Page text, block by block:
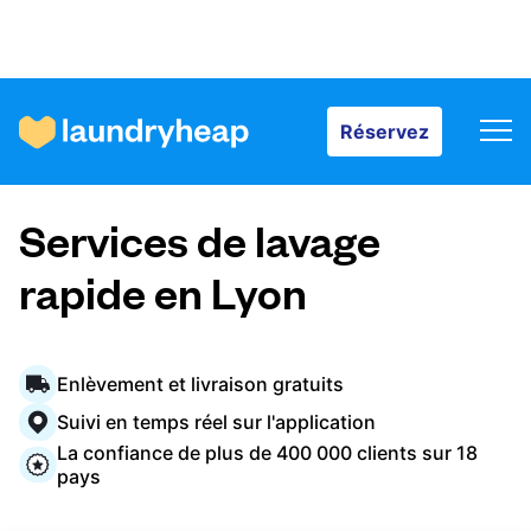
Réservez
Comment ça fonctionne
Prix et services
À propos de nous
Pour les entreprises
Services de lavage
rapide en Lyon
Enlèvement et livraison gratuits
Suivi en temps réel sur l'application
La confiance de plus de 400 000 clients sur 18
pays